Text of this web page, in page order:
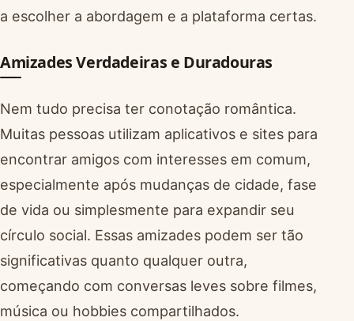
a escolher a abordagem e a plataforma certas.
Amizades Verdadeiras e Duradouras
Nem tudo precisa ter conotação romântica.
Muitas pessoas utilizam aplicativos e sites para
encontrar amigos com interesses em comum,
especialmente após mudanças de cidade, fase
de vida ou simplesmente para expandir seu
círculo social. Essas amizades podem ser tão
significativas quanto qualquer outra,
começando com conversas leves sobre filmes,
música ou hobbies compartilhados.